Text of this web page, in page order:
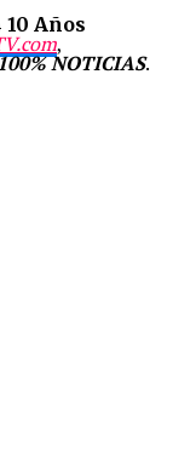
Años
,
NOTICIAS.